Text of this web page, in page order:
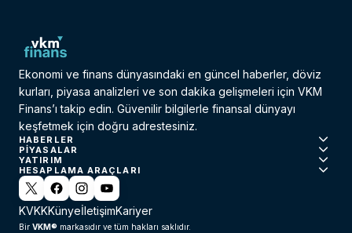
Ekonomi ve finans dünyasındaki en güncel haberler, döviz
kurları, piyasa analizleri ve son dakika gelişmeleri için VKM
Finans’ı takip edin. Güvenilir bilgilerle finansal dünyayı
keşfetmek için doğru adrestesiniz.
HABERLER
PIYASALAR
YATIRIM
HESAPLAMA ARAÇLARI
KVKKKünyeİletişimKariyer
Bir VKM® markasıdır ve tüm hakları saklıdır.